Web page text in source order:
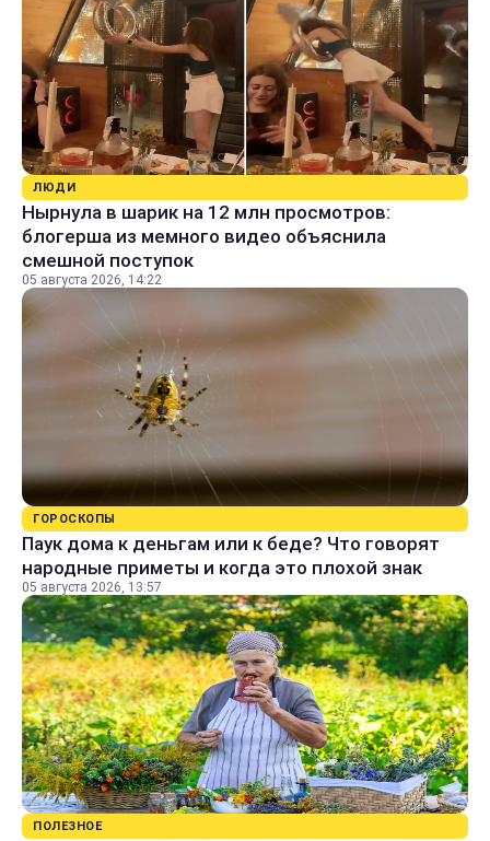
ЛЮДИ
Нырнула в шарик на 12 млн просмотров:
блогерша из мемного видео объяснила
смешной поступок
05 августа 2026, 14:22
ГОРОСКОПЫ
Паук дома к деньгам или к беде? Что говорят
народные приметы и когда это плохой знак
05 августа 2026, 13:57
ПОЛЕЗНОЕ